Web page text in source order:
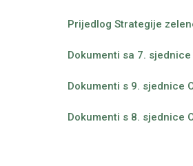
Prijedlog Strategije
Dokumenti sa 7.
Dokumenti s 9. sjednice
Dokumenti s 8. sjednice